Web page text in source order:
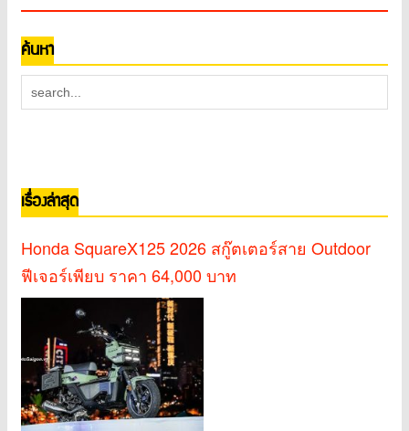
ค้นหา
เรื่องล่าสุด
Honda SquareX125 2026 สกู๊ตเตอร์สาย Outdoor
ฟีเจอร์เพียบ ราคา 64,000 บาท